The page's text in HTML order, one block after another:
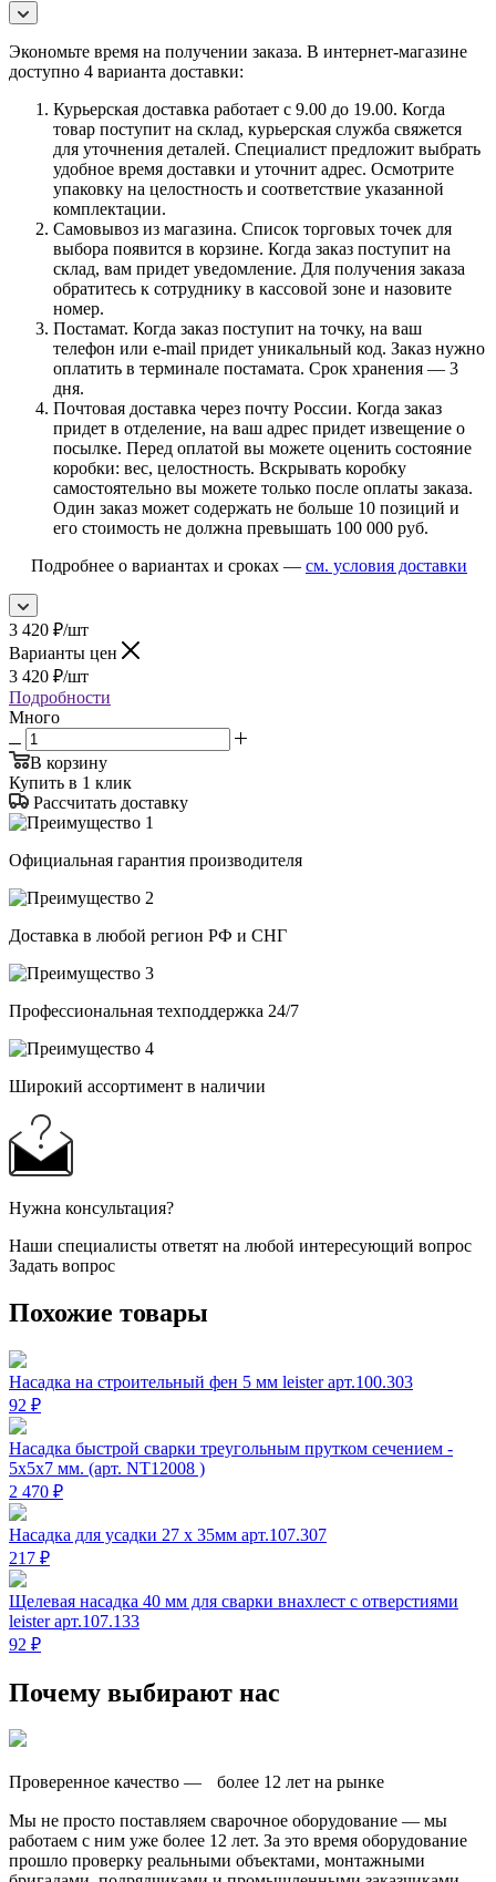
Экономьте время на получении заказа. В интернет-магазине
доступно 4 варианта доставки:
Курьерская доставка работает с 9.00 до 19.00. Когда
товар поступит на склад, курьерская служба свяжется
для уточнения деталей. Специалист предложит выбрать
удобное время доставки и уточнит адрес. Осмотрите
упаковку на целостность и соответствие указанной
комплектации.
Самовывоз из магазина. Список торговых точек для
выбора появится в корзине. Когда заказ поступит на
склад, вам придет уведомление. Для получения заказа
обратитесь к сотруднику в кассовой зоне и назовите
номер.
Постамат. Когда заказ поступит на точку, на ваш
телефон или e-mail придет уникальный код. Заказ нужно
оплатить в терминале постамата. Срок хранения — 3
дня.
Почтовая доставка через почту России. Когда заказ
придет в отделение, на ваш адрес придет извещение о
посылке. Перед оплатой вы можете оценить состояние
коробки: вес, целостность. Вскрывать коробку
самостоятельно вы можете только после оплаты заказа.
Один заказ может содержать не больше 10 позиций и
его стоимость не должна превышать 100 000 руб.
Подробнее о вариантах и сроках — см. условия доставки
3 420 ₽/шт
Варианты цен
3 420 ₽/шт
Подробности
Много
В корзину
Купить в 1 клик
Рассчитать доставку
Официальная гарантия производителя
Доставка в любой регион РФ и СНГ
Профессиональная техподдержка 24/7
Широкий ассортимент в наличии
Нужна консультация?
Наши специалисты ответят на любой интересующий вопрос
Задать вопрос
Похожие товары
Насадка на строительный фен 5 мм leister арт.100.303
92 ₽
Насадка быстрой сварки треугольным прутком сечением -
5х5х7 мм. (арт. NT12008 )
2 470 ₽
Насадка для усадки 27 x 35мм арт.107.307
217 ₽
Щелевая насадка 40 мм для сварки внахлест с отверстиями
leister арт.107.133
92 ₽
Почему выбирают нас
Проверенное качество — более 12 лет на рынке
Мы не просто поставляем сварочное оборудование — мы
работаем с ним уже более 12 лет. За это время оборудование
прошло проверку реальными объектами, монтажными